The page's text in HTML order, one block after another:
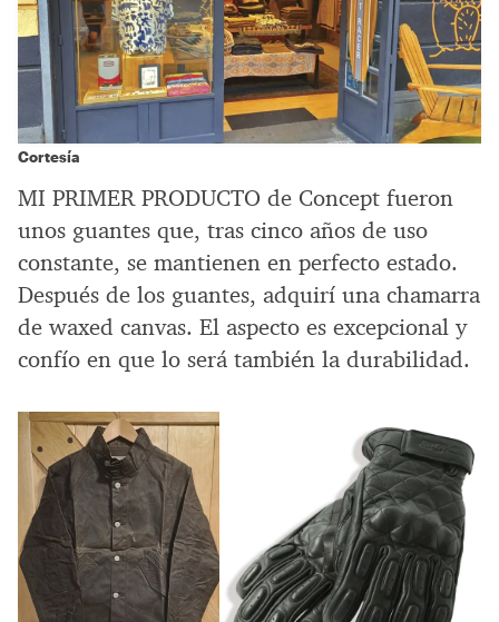
Cortesía
MI PRIMER PRODUCTO de Concept fueron
unos guantes que, tras cinco años de uso
constante, se mantienen en perfecto estado.
Después de los guantes, adquirí una chamarra
de waxed canvas. El aspecto es excepcional y
confío en que lo será también la durabilidad.